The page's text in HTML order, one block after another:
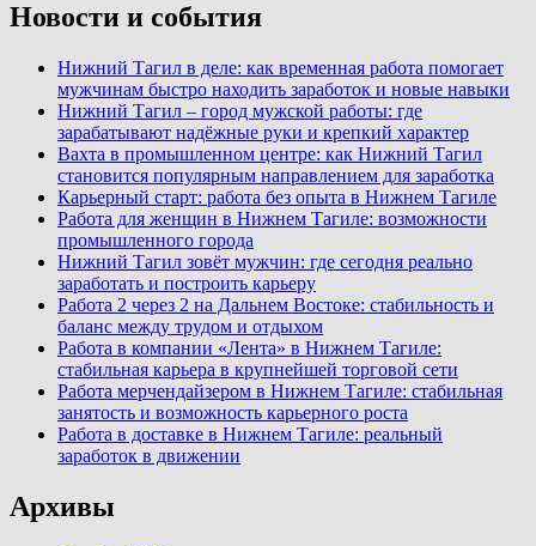
Новости и события
Нижний Тагил в деле: как временная работа помогает
мужчинам быстро находить заработок и новые навыки
Нижний Тагил – город мужской работы: где
зарабатывают надёжные руки и крепкий характер
Вахта в промышленном центре: как Нижний Тагил
становится популярным направлением для заработка
Карьерный старт: работа без опыта в Нижнем Тагиле
Работа для женщин в Нижнем Тагиле: возможности
промышленного города
Нижний Тагил зовёт мужчин: где сегодня реально
заработать и построить карьеру
Работа 2 через 2 на Дальнем Востоке: стабильность и
баланс между трудом и отдыхом
Работа в компании «Лента» в Нижнем Тагиле:
стабильная карьера в крупнейшей торговой сети
Работа мерчендайзером в Нижнем Тагиле: стабильная
занятость и возможность карьерного роста
Работа в доставке в Нижнем Тагиле: реальный
заработок в движении
Архивы